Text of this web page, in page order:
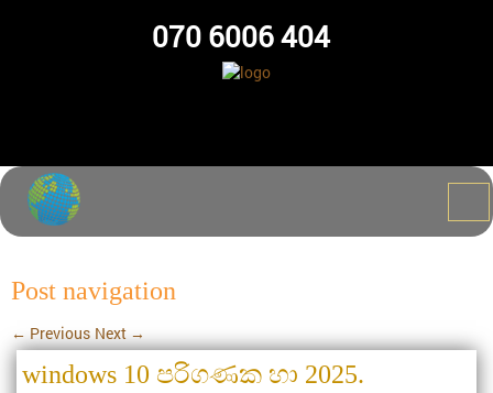
070 6006 404
Post navigation
← Previous Next →
windows 10 පරිගණක හා 2025.